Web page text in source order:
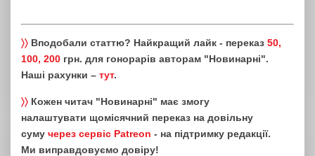
〉〉 Вподобали статтю? Найкращий лайк - переказ 50,
100, 200 грн. для гонорарів авторам "Новинарні".
Наші рахунки – тут.
〉〉 Кожен читач "Новинарні" має змогу
налаштувати щомісячний переказ на довільну
суму через сервіс Patreon - на підтримку редакції.
Ми виправдовуємо довіру!